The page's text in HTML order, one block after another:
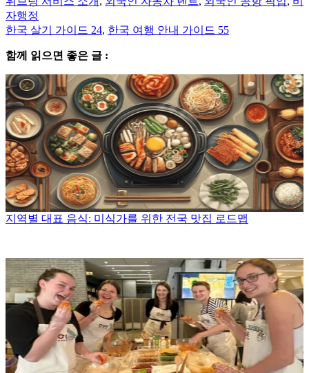
자행정
한국 살기 가이드 24, 한국 여행 안내 가이드 55
함께 읽으면 좋은 글 :
지역별 대표 음식: 미식가를 위한 전국 맛집 로드맵